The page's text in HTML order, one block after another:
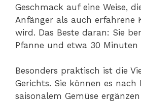
Geschmack auf eine Weise,
Anfänger als auch erfahrene
wird. Das Beste daran: Sie
Pfanne und etwa 30 Minuten
Besonders praktisch ist die
Gerichts. Sie können es nach
saisonalem Gemüse